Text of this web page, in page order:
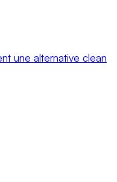
une alternative clean